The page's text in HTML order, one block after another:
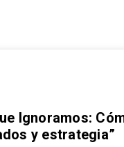
Ignoramos:
y estrategia”